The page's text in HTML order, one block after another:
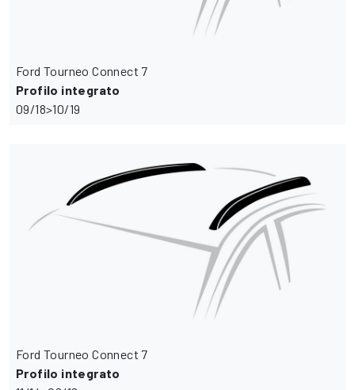
Ford Tourneo Connect 7
Profilo integrato
09/18>10/19
Ford Tourneo Connect 7
Profilo integrato